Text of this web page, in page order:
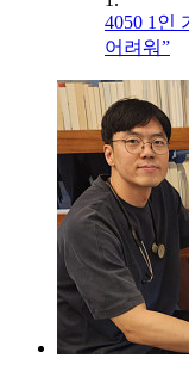
4050 1인
어려워”